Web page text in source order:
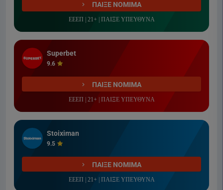
ΠΑΙΞΕ ΝΟΜΙΜΑ
ΕΕΕΠ | 21+ | ΠΑΙΞΕ ΥΠΕΥΘΥΝΑ
Superbet
9.6
ΠΑΙΞΕ ΝΟΜΙΜΑ
ΕΕΕΠ | 21+ | ΠΑΙΞΕ ΥΠΕΥΘΥΝΑ
Stoiximan
9.5
ΠΑΙΞΕ ΝΟΜΙΜΑ
ΕΕΕΠ | 21+ | ΠΑΙΞΕ ΥΠΕΥΘΥΝΑ